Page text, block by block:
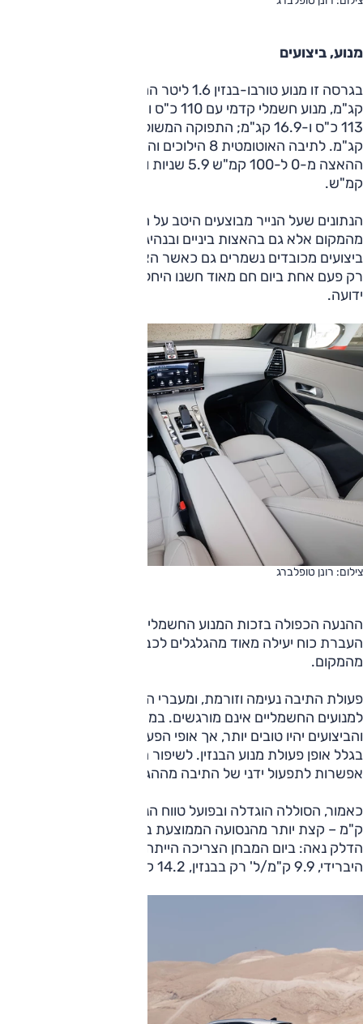
מנוע, ביצועים
קג"מ. לתיבה האוטומטית 8 הילוכים וההנעה כפולה. משך
קמ"ש.
הנתונים שעל הנייר מבוצעים היטב על הכביש, לא רק ביציאה
מהמקום אלא גם בהאצות ביניים ובנהיגה תחת עומס. ואותם
ביצועים מכובדים נשמרים גם כאשר הצג מראה שהסוללה ריקה;
רק פעם אחת ביום חם מאוד חשנו היחלשות בכוח ומסיבה שלא
ידועה.
צילום: רונן טופלברג
ההנעה הכפולה בזכות המנוע החשמלי הנוסף מאחור מאפשרת
העברת כוח יעילה מאוד מהגלגלים לכביש, והרכב יוצא היטב
מהמקום.
פעולת התיבה נעימה וזורמת, ומעברי הכוח בין מנוע הבנזין
למנועים החשמליים אינם מורגשים. במצב 'ספורט' התגובות
והביצועים יהיו טובים יותר, אך אופי הפעולה יהיה יותר "עסוק"
בגלל אופן פעולת מנוע הבנזין. לשיפור הביצועים והיכולת ישנה
אפשרות לתפעול ידני של התיבה מההגה.
היברידי, 9.9 ק"מ/ל' רק בבנזין, 14.2 ק"מ/ל' בשיוט.